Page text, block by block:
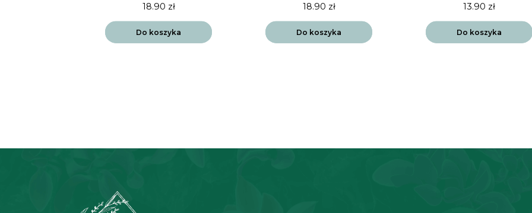
18.90 zł
Do koszyka
18.90 zł
Do koszyka
13.90 zł
Do koszyka